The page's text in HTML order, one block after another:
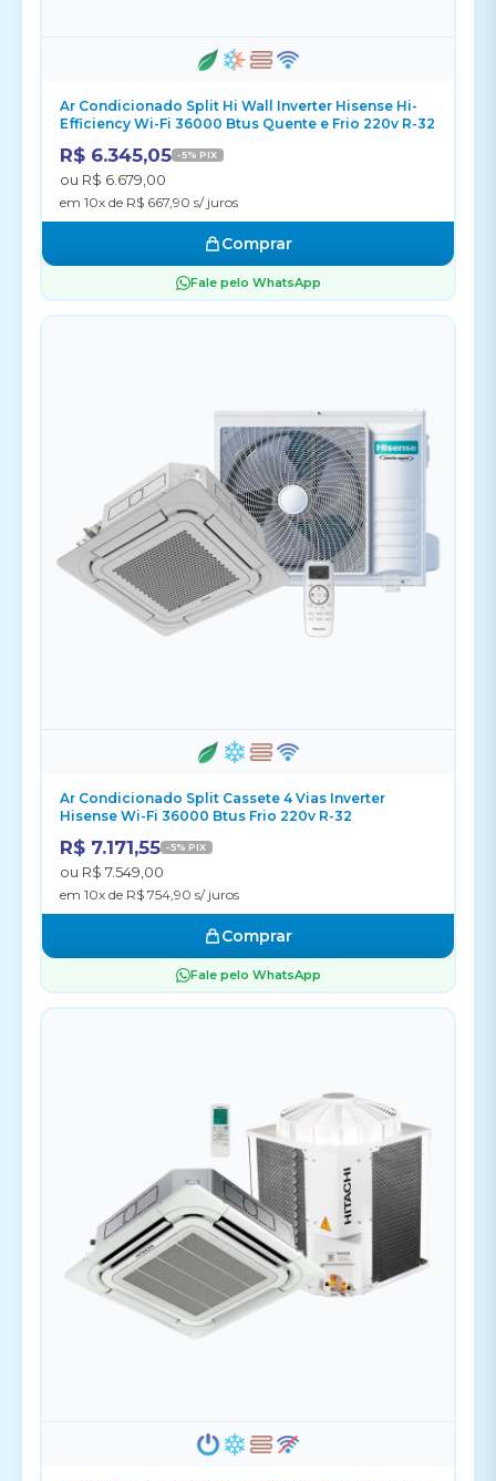
Ar Condicionado Split Hi Wall Inverter Hisense Hi-
Efficiency Wi-Fi 36000 Btus Quente e Frio 220v R-32
R$ 6.345,05 -5% PIX
ou R$ 6.679,00
em 10x de R$ 667,90 s/ juros
Comprar
Fale pelo WhatsApp
Ar Condicionado Split Cassete 4 Vias Inverter
Hisense Wi-Fi 36000 Btus Frio 220v R-32
R$ 7.171,55 -5% PIX
ou R$ 7.549,00
em 10x de R$ 754,90 s/ juros
Comprar
Fale pelo WhatsApp